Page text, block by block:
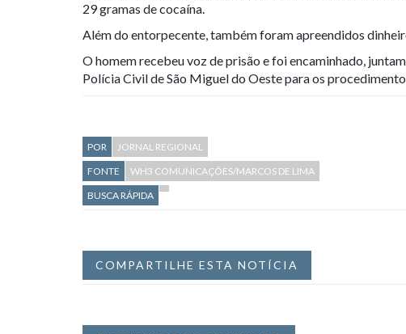
29 gramas de cocaína.
Além do entorpecente, também foram apreendidos
O homem recebeu voz de prisão e foi encaminhado,
Polícia Civil de São Miguel do Oeste para os
POR
JORNAL REGIONAL
FONTE
WH3 COMUNICAÇÕES/MARCOS DE LIMA
BUSCA RÁPIDA
COMPARTILHE ESTA NOTÍCIA